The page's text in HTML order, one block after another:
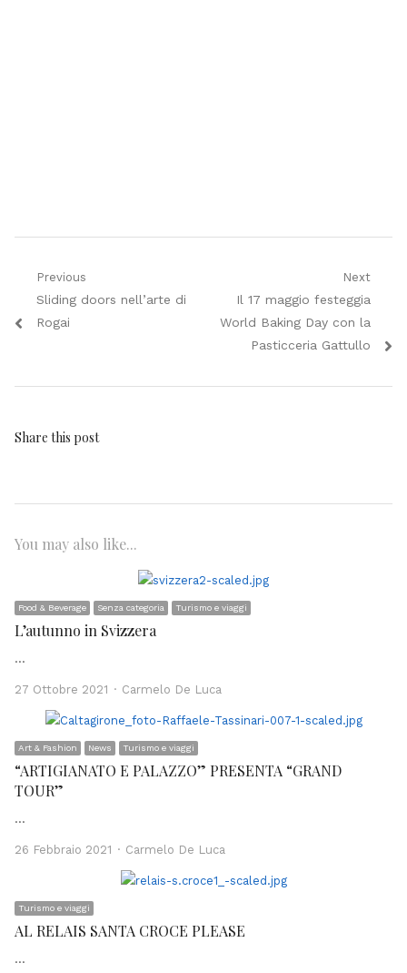
Navigazione
articoli
Previous
Previous
post:
Sliding doors nell’arte di
Rogai
Next
Next
post:
Il 17 maggio festeggia
World Baking Day con la
Pasticceria Gattullo
Share this post
You may also like...
Food & Beverage Senza categoria Turismo e viaggi
L’autunno in Svizzera
…
27 Ottobre 2021 Author
Carmelo De Luca
Art & Fashion News Turismo e viaggi
“ARTIGIANATO E PALAZZO” PRESENTA “GRAND
TOUR”
…
26 Febbraio 2021 Author
Carmelo De Luca
Turismo e viaggi
AL RELAIS SANTA CROCE PLEASE
…